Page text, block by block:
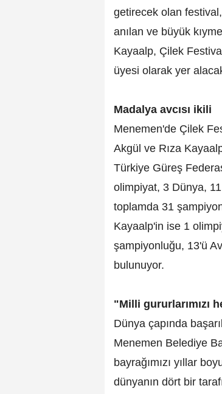
getirecek olan
anılan ve büyük
Kayaalp, Çilek
üyesi olarak yer
Madalya avcısı ikili
Menemen'de Çilek
Akgül ve Rıza
Türkiye Güreş
olimpiyat, 3 Dünya,
toplamda 31
Kayaalp'in ise 1
şampiyonluğu, 13'ü
bulunuyor.
"Milli gururlarımızı
Dünya çapında
Menemen Belediye
bayrağımızı yıllar
dünyanın dört bir